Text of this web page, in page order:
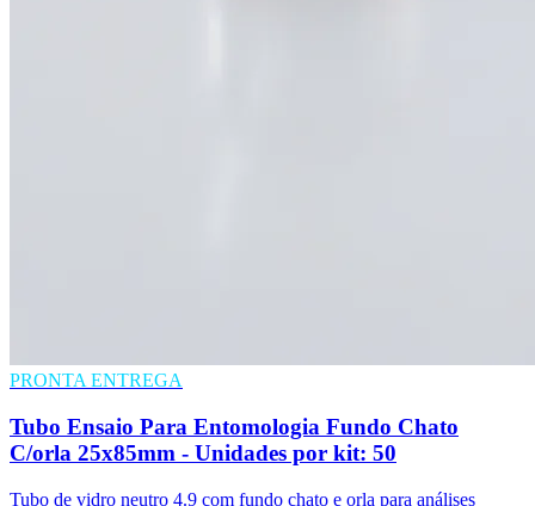
PRONTA ENTREGA
Tubo Ensaio Para Entomologia Fundo Chato
C/orla 25x85mm - Unidades por kit: 50
Tubo de vidro neutro 4.9 com fundo chato e orla para análises